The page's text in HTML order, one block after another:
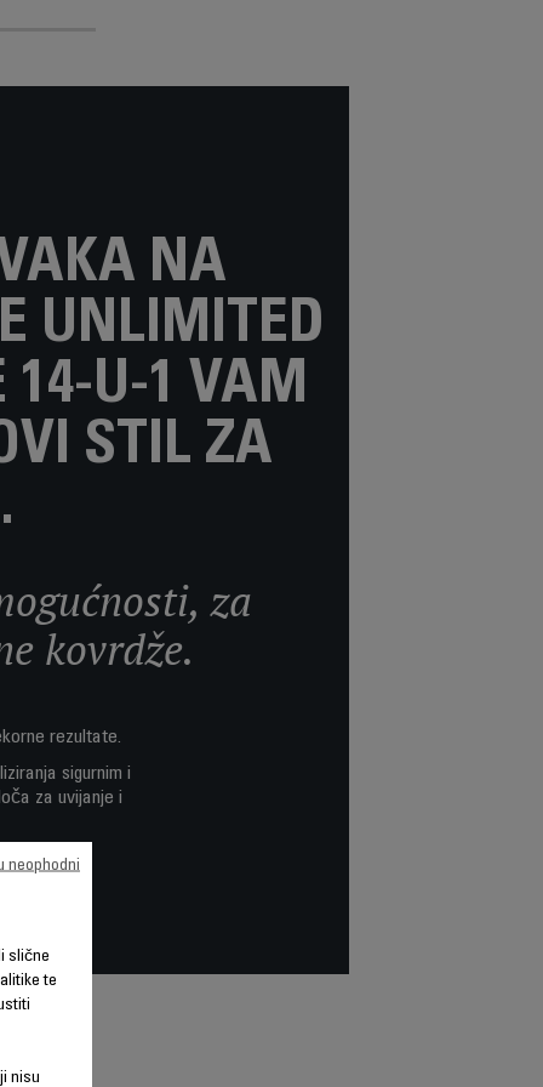
NA
UNLIMITED
14-U-1 VAM
STIL ZA
za
kovrdže.
rezultate.
sigurnim i
za uvijanje i
slične
te
nisu
neophodni